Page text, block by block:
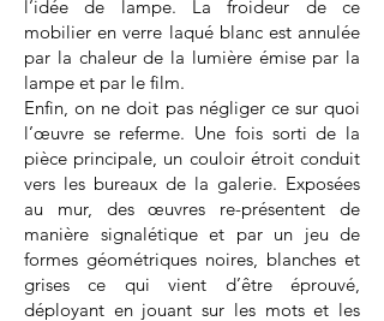
l’idée de lampe. La froideur de ce
mobilier en verre laqué blanc est annulée
par la chaleur de la lumière émise par la
lampe et par le film.
Enfin, on ne doit pas négliger ce sur quoi
l’œuvre se referme. Une fois sorti de la
pièce principale, un couloir étroit conduit
vers les bureaux de la galerie. Exposées
au mur, des œuvres re-présentent de
manière signalétique et par un jeu de
formes géométriques noires, blanches et
grises ce qui vient d’être éprouvé,
déployant en jouant sur les mots et les